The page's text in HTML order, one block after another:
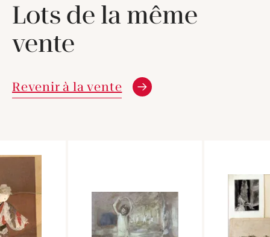
Lots de la même
vente
Revenir à la vente